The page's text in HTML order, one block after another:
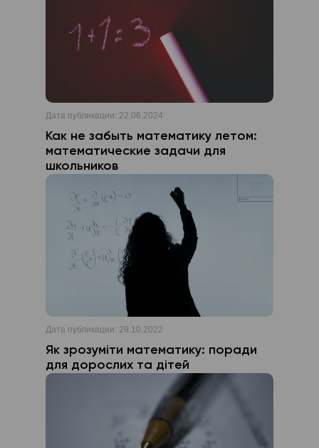
Дата публикации: 22.06.2024
Как не забыть математику летом:
математические задачи для
школьников
Дата публикации: 29.10.2022
Як зрозуміти математику: поради
для дорослих та дітей